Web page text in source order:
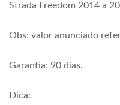
Strada Freedom 2014 a
Obs: valor anunciado
Garantia: 90 dias.
Dica: